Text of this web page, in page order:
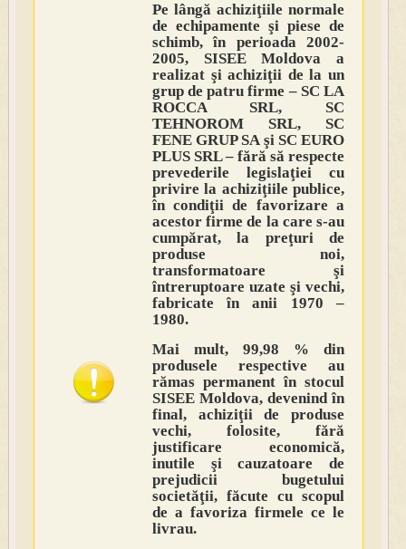
Pe lângă achiziţiile normale
de echipamente şi piese de
schimb, în perioada 2002-
2005, SISEE Moldova a
realizat şi achiziţii de la un
grup de patru firme – SC LA
ROCCA SRL, SC
TEHNOROM SRL, SC
FENE GRUP SA şi SC EURO
PLUS SRL – fără să respecte
prevederile legislaţiei cu
privire la achiziţiile publice,
în condiţii de favorizare a
acestor firme de la care s-au
cumpărat, la preţuri de
produse noi,
transformatoare şi
întreruptoare uzate şi vechi,
fabricate în anii 1970 –
1980.
Mai mult, 99,98 % din
produsele respective au
rămas permanent în stocul
SISEE Moldova, devenind în
final, achiziţii de produse
vechi, folosite, fără
justificare economică,
inutile şi cauzatoare de
prejudicii bugetului
societăţii, făcute cu scopul
de a favoriza firmele ce le
livrau.